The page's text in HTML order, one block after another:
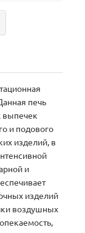
печь
выпечек
и подового
изделий, в
и
изделий
воздушных